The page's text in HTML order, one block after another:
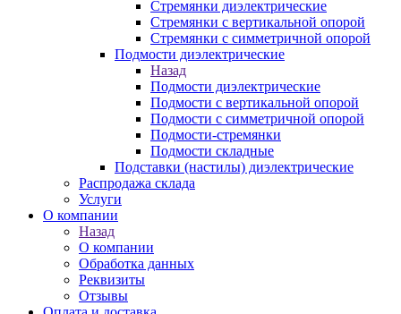
Стремянки диэлектрические
Стремянки с вертикальной опорой
Стремянки с симметричной опорой
Подмости диэлектрические
Назад
Подмости диэлектрические
Подмости с вертикальной опорой
Подмости с симметричной опорой
Подмости-стремянки
Подмости складные
Подставки (настилы) диэлектрические
Распродажа склада
Услуги
О компании
Назад
О компании
Обработка данных
Реквизиты
Отзывы